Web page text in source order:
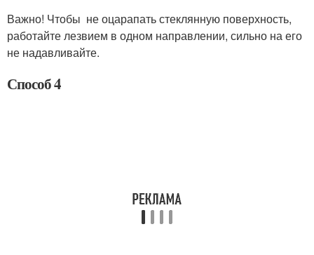
Важно! Чтобы не оцарапать стеклянную поверхность,
работайте лезвием в одном направлении, сильно на его
не надавливайте.
Способ 4